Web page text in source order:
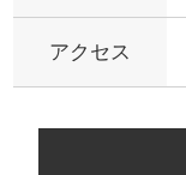
アクセス